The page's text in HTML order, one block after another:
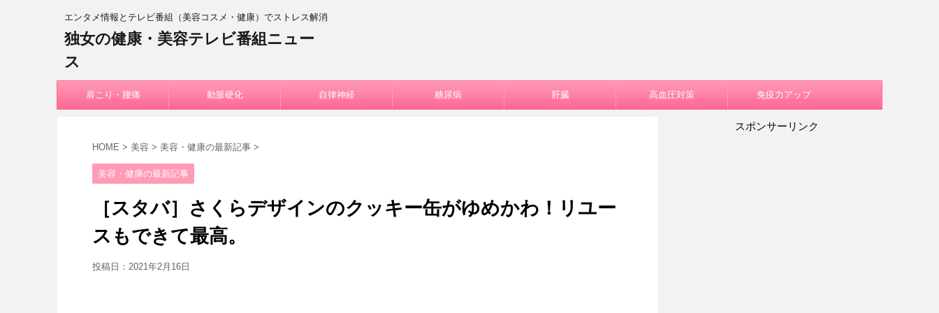
エンタメ情報とテレビ番組（美容コスメ・健康）でストレス解消
独女の健康・美容テレビ番組ニュー
ス
肩こり・腰痛 動脈硬化 自律神経 糖尿病 肝臓 高血圧対策 免疫力アップ
HOME > 美容 > 美容・健康の最新記事 >
美容・健康の最新記事
［スタバ］さくらデザインのクッキー缶がゆめかわ！リユー
スもできて最高。
投稿日： 2021年2月16日
スポンサーリンク